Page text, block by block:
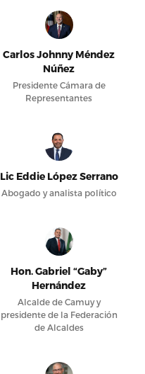
Carlos Johnny Méndez
Núñez
Presidente Cámara de
Representantes
Lic Eddie López Serrano
Abogado y analista político
Hon. Gabriel “Gaby”
Hernández
Alcalde de Camuy y
presidente de la Federación
de Alcaldes